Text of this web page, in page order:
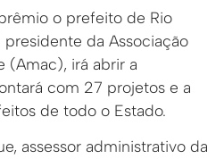
o prefeito de Rio
da Associação
(Amac), irá abrir a
com 27 projetos e a
de todo o Estado.
assessor administrativo da